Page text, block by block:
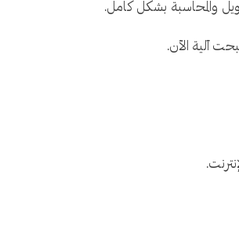
والمحاسبة بشكل كامل.
آلية الآن.